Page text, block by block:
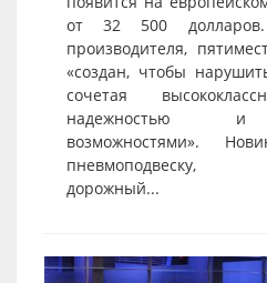
от 32 500
производителя,
«создан, чтобы
сочетая
надежностью и
возможностями».
пневмоподвеску,
дорожный...